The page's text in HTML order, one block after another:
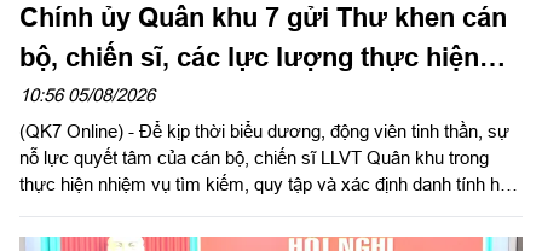
Chính ủy Quân khu 7 gửi Thư khen cán
bộ, chiến sĩ, các lực lượng thực hiện
nhiệm vụ tìm kiếm, quy tập và xác định
danh tính hài cốt liệt sĩ
10:56 05/08/2026
(QK7 Online) - Để kịp thời biểu dương, động viên tinh thần, sự
nỗ lực quyết tâm của cán bộ, chiến sĩ LLVT Quân khu trong
thực hiện nhiệm vụ tìm kiếm, quy tập và xác định danh tính hài
Đảng ủy, Chính ủy Quân khu 7 gửi Thư khen cán bộ, chiến sĩ,